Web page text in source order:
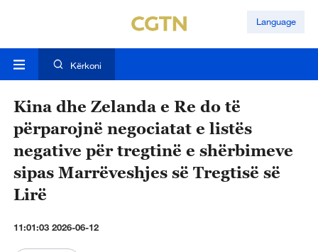
Language
Kërkoni
Kina dhe Zelanda e Re do të
përparojnë negociatat e listës
negative për tregtinë e shërbimeve
sipas Marrëveshjes së Tregtisë së
Lirë
11:01:03 2026-06-12